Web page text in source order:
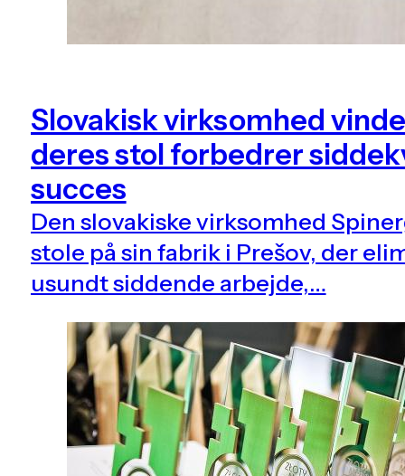
Slovakisk virksomhed
deres stol forbedrer
succes
Den slovakiske virksomhed
stole på sin fabrik i Prešov, der
usundt siddende arbejde,…